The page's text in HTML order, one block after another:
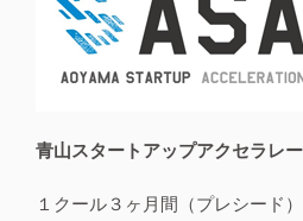
青山スタートアップアクセラレ
１クール３ヶ月間（プレシード